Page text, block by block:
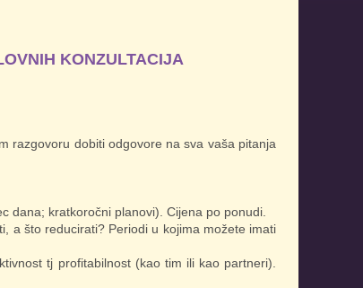
KONZULTACIJA
razgovoru dobiti odgovore na sva vaša pitanja
dana; kratkoročni planovi). Cijena po ponudi.
a što reducirati? Periodi u kojima možete imati
tj profitabilnost (kao tim ili kao partneri).